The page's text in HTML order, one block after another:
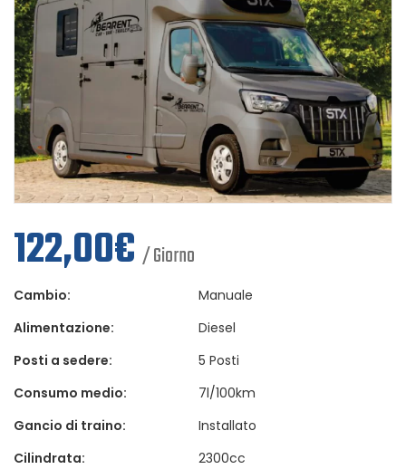
122,00€ / Giorno
Cambio:
Manuale
Alimentazione:
Diesel
Posti a sedere:
5 Posti
Consumo medio:
7l/100km
Gancio di traino:
Installato
Cilindrata:
2300cc